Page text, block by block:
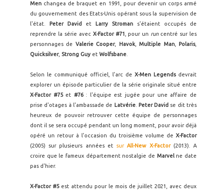
Men changea de braquet en 1991, pour devenir un corps armé
du gouvernement des Etats-Unis opérant sous la supervision de
l'état.
Peter David et Larry Stroman s'étaient occupés de
reprendre la série avec X-Factor #71 , pour un runcentré sur les
personnages de Valerie Cooper, Havok,Multiple Man, Polaris,
Quicksilver, Strong Guy et Wolfsbane
Selon le communiqué officiel, l'arc de X-Men Legendsdevrait
explorer un épisode particulier de la série originale situé entre
X-Factor #75et #76: l'équipe est jugée pour une affaire de
prise d'otages à l'ambassade de Latvérie. Peter David se dit très
heureux de pouvoir retrouver cette équipe de personnages
dont il se sera occupé pendant un long moment, pour avoir déjà
opéré un retour à l'occasion du troisième volume de X-Factor
(2005) sur plusieurs années et surAll-New X-Factor(2013). A
croire que le fameux département nostalgie de Marvelne date
pas d'hier.
X-Factor #5est attendu pour le mois de juillet 2021, avec deux